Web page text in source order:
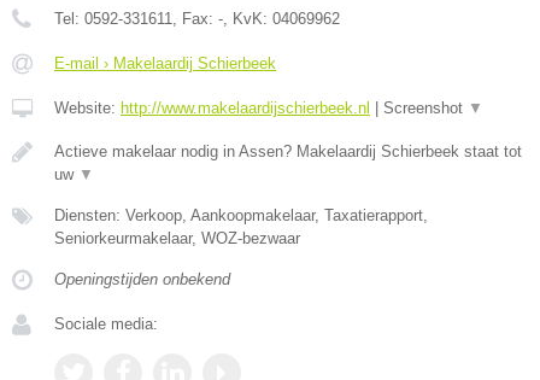
Tel: 0592-331611, Fax: -, KvK: 04069962
E-mail › Makelaardij Schierbeek
Website: http://www.makelaardijschierbeek.nl Screenshot ▼
Actieve makelaar nodig in Assen? Makelaardij Schierbeek staat tot
uw ▼
Diensten: Verkoop, Aankoopmakelaar, Taxatierapport,
Seniorkeurmakelaar, WOZ-bezwaar
Openingstijden onbekend
Sociale media: